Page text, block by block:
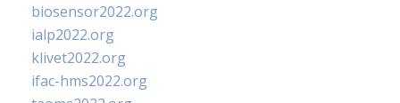
biosensor2022.org
ialp2022.org
klivet2022.org
ifac-hms2022.org